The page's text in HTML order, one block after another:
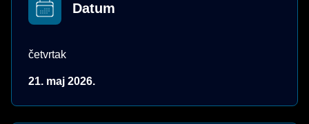
Datum
četvrtak
21. maj 2026.